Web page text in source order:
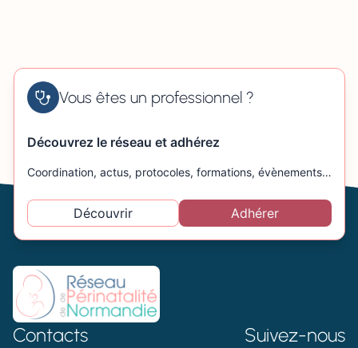
Vous êtes un professionnel ?
Découvrez le réseau et adhérez
Coordination, actus, protocoles, formations, évènements…
Découvrir Adhérer
Contacts Suivez-nous